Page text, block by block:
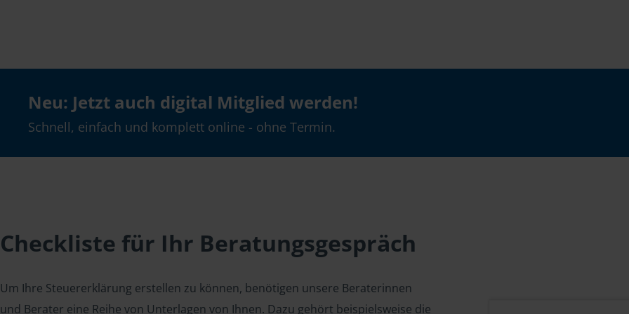
Neu: Jetzt auch digital Mitglied werden!
Schnell, einfach und komplett online - ohne Termin.
Checkliste für Ihr Beratungsgespräch
Um Ihre Steuererklärung erstellen zu können, benötigen unsere Beraterinnen
und Berater eine Reihe von Unterlagen von Ihnen. Dazu gehört beispielsweise die